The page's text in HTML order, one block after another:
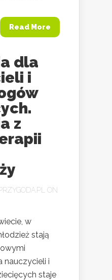
Read More
dla
i
z
ON
w
stają
nauczycieli i
staje